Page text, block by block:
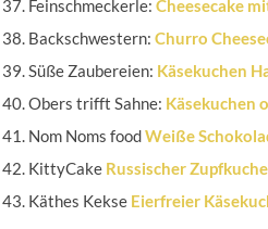
Feinschmeckerle: Cheesecake
Backschwestern: Churro
Süße Zaubereien: Käsekuchen
Obers trifft Sahne: Käsekuchen
Nom Noms foodWeiße
KittyCake Russischer
Käthes Kekse Eierfreier